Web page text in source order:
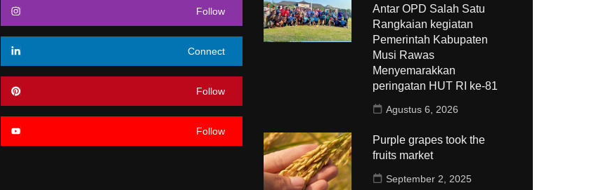
Follow
Connect
Follow
Follow
Antar OPD Salah Satu
Rangkaian kegiatan
Pemerintah Kabupaten
Musi Rawas
Menyemarakkan
peringatan HUT RI ke-81
Agustus 6, 2026
Purple grapes took the
fruits market
September 2, 2025